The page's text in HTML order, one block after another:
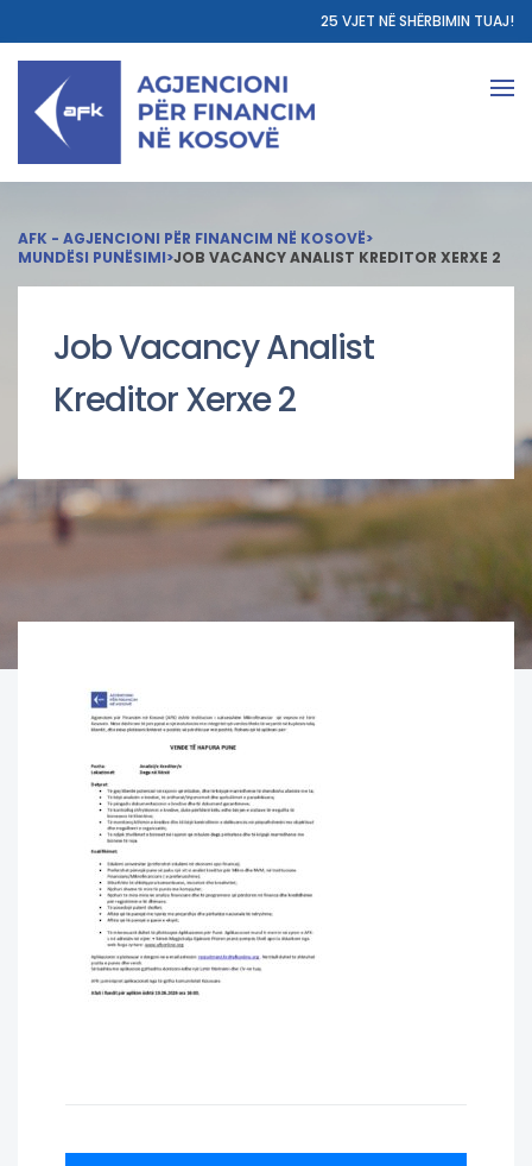
25 VJET NË SHËRBIMIN TUAJ!
AFK - AGJENCIONI PËR FINANCIM NË KOSOVË>
MUNDËSI PUNËSIMI>JOB VACANCY ANALIST KREDITOR XERXE 2
Job Vacancy Analist
Kreditor Xerxe 2